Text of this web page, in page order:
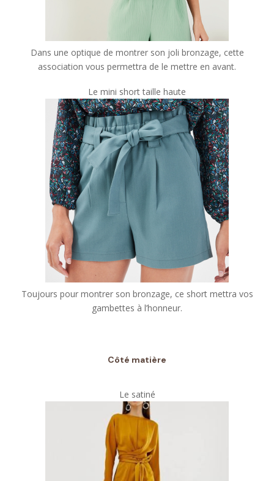
Dans une optique de montrer son joli bronzage, cette
association vous permettra de le mettre en avant.
Le mini short taille haute
Toujours pour montrer son bronzage, ce short mettra vos
gambettes à l’honneur.
Côté matière
Le satiné